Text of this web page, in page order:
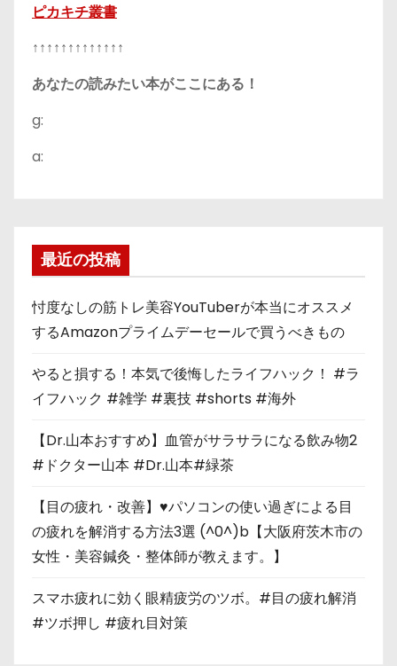
ピカキチ叢書
↑↑↑↑↑↑↑↑↑↑↑↑↑
あなたの読みたい本がここにある！
g:
a:
最近の投稿
忖度なしの筋トレ美容YouTuberが本当にオススメ
するAmazonプライムデーセールで買うべきもの
やると損する！本気で後悔したライフハック！ #ラ
イフハック #雑学 #裏技 #shorts #海外
【Dr.山本おすすめ】血管がサラサラになる飲み物2
#ドクター山本 #Dr.山本#緑茶
【目の疲れ・改善】♥パソコンの使い過ぎによる目
の疲れを解消する方法3選 (^0^)b【大阪府茨木市の
女性・美容鍼灸・整体師が教えます。】
スマホ疲れに効く眼精疲労のツボ。#目の疲れ解消
#ツボ押し #疲れ目対策